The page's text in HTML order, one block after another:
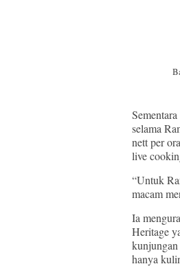
selama
nett per
live
“Untuk
macam
Ia
Heritage
hanya